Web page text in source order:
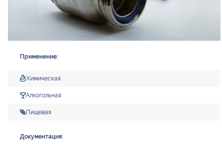
Применение:
Химическая
Алкогольная
Пищевая
Документация: